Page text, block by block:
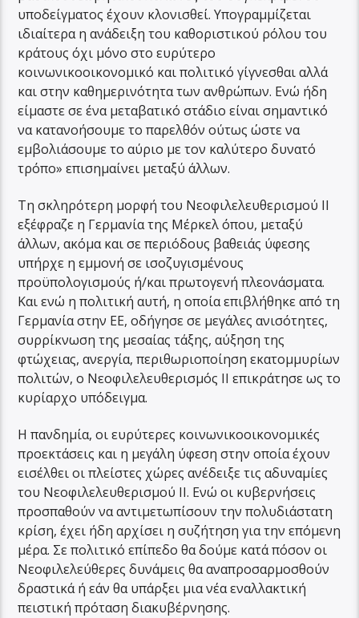
υποδείγματος έχουν κλονισθεί. Υπογραμμίζεται
ιδιαίτερα η ανάδειξη του καθοριστικού ρόλου του
κράτους όχι μόνο στο ευρύτερο
κοινωνικοοικονομικό και πολιτικό γίγνεσθαι αλλά
και στην καθημερινότητα των ανθρώπων. Ενώ ήδη
είμαστε σε ένα μεταβατικό στάδιο είναι σημαντικό
να κατανοήσουμε το παρελθόν ούτως ώστε να
εμβολιάσουμε το αύριο με τον καλύτερο δυνατό
τρόπο» επισημαίνει μεταξύ άλλων.
Τη σκληρότερη μορφή του Νεοφιλελευθερισμού ΙΙ
εξέφραζε η Γερμανία της Μέρκελ όπου, μεταξύ
άλλων, ακόμα και σε περιόδους βαθειάς ύφεσης
υπήρχε η εμμονή σε ισοζυγισμένους
προϋπολογισμούς ή/και πρωτογενή πλεονάσματα.
Και ενώ η πολιτική αυτή, η οποία επιβλήθηκε από τη
Γερμανία στην ΕΕ, οδήγησε σε μεγάλες ανισότητες,
συρρίκνωση της μεσαίας τάξης, αύξηση της
φτώχειας, ανεργία, περιθωριοποίηση εκατομμυρίων
πολιτών, ο Νεοφιλελευθερισμός ΙΙ επικράτησε ως το
κυρίαρχο υπόδειγμα.
Η πανδημία, οι ευρύτερες κοινωνικοοικονομικές
προεκτάσεις και η μεγάλη ύφεση στην οποία έχουν
εισέλθει οι πλείστες χώρες ανέδειξε τις αδυναμίες
του Νεοφιλελευθερισμού ΙΙ. Ενώ οι κυβερνήσεις
προσπαθούν να αντιμετωπίσουν την πολυδιάστατη
κρίση, έχει ήδη αρχίσει η συζήτηση για την επόμενη
μέρα. Σε πολιτικό επίπεδο θα δούμε κατά πόσον οι
Νεοφιλελεύθερες δυνάμεις θα αναπροσαρμοσθούν
δραστικά ή εάν θα υπάρξει μια νέα εναλλακτική
πειστική πρόταση διακυβέρνησης.